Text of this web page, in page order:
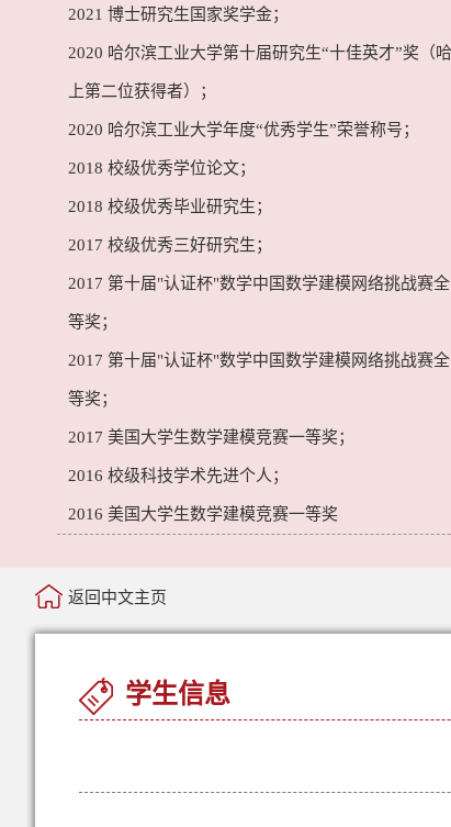
2021 博士研究生国家奖学金；
2020 哈尔滨工业大学第十届研究生“十佳英才”奖（
上第二位获得者）；
2020 哈尔滨工业大学年度“优秀学生”荣誉称号；
2018 校级优秀学位论文；
2018 校级优秀毕业研究生；
2017 校级优秀三好研究生；
2017 第十届"认证杯"数学中国数学建模网络挑战赛
等奖；
2017 第十届"认证杯"数学中国数学建模网络挑战赛
等奖；
2017 美国大学生数学建模竞赛一等奖；
2016 校级科技学术先进个人；
2016 美国大学生数学建模竞赛一等奖
返回中文主页
学生信息